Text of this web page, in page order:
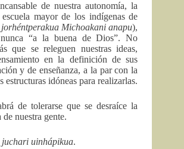
de nuestra autonomía, la
mayor de los indígenas de
Michoakani anapu),
“a la buena de Dios”. No
que se releguen nuestras ideas,
en la definición de sus
y de enseñanza, a la par con la
estructuras idóneas para realizarlas.
de tolerarse que se desraíce la
nuestra gente.
uinhápikua.